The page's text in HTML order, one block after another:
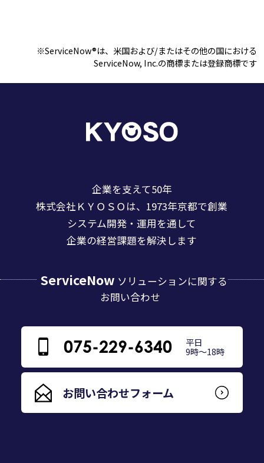
※ServiceNow®は、米国および/またはその他の国における
ServiceNow, Inc.の商標または登録商標です
企業を支えて50年
株式会社ＫＹＯＳＯは、1973年京都で創業
システム開発・運用を通して
企業の経営課題を解決します
ServiceNow ソリューションに関する
お問い合わせ
075-229-6340 平日
9時～18時
お問い合わせフォーム